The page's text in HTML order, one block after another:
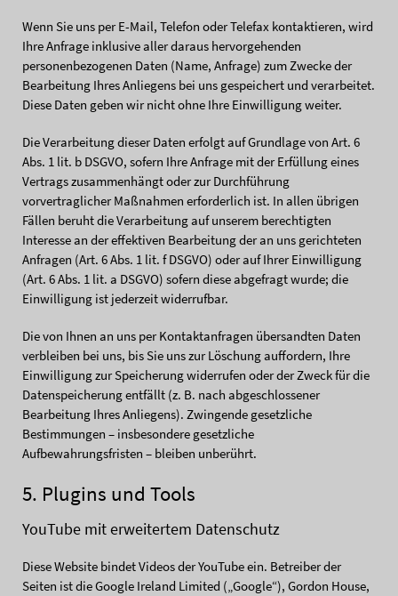
Wenn Sie uns per E-Mail, Telefon oder Telefax kontaktieren, wird
Ihre Anfrage inklusive aller daraus hervorgehenden
personenbezogenen Daten (Name, Anfrage) zum Zwecke der
Bearbeitung Ihres Anliegens bei uns gespeichert und verarbeitet.
Diese Daten geben wir nicht ohne Ihre Einwilligung weiter.
Die Verarbeitung dieser Daten erfolgt auf Grundlage von Art. 6
Abs. 1 lit. b DSGVO, sofern Ihre Anfrage mit der Erfüllung eines
Vertrags zusammenhängt oder zur Durchführung
vorvertraglicher Maßnahmen erforderlich ist. In allen übrigen
Fällen beruht die Verarbeitung auf unserem berechtigten
Interesse an der effektiven Bearbeitung der an uns gerichteten
Anfragen (Art. 6 Abs. 1 lit. f DSGVO) oder auf Ihrer Einwilligung
(Art. 6 Abs. 1 lit. a DSGVO) sofern diese abgefragt wurde; die
Einwilligung ist jederzeit widerrufbar.
Die von Ihnen an uns per Kontaktanfragen übersandten Daten
verbleiben bei uns, bis Sie uns zur Löschung auffordern, Ihre
Einwilligung zur Speicherung widerrufen oder der Zweck für die
Datenspeicherung entfällt (z. B. nach abgeschlossener
Bearbeitung Ihres Anliegens). Zwingende gesetzliche
Bestimmungen – insbesondere gesetzliche
Aufbewahrungsfristen – bleiben unberührt.
5. Plugins und Tools
YouTube mit erweitertem Datenschutz
Diese Website bindet Videos der YouTube ein. Betreiber der
Seiten ist die Google Ireland Limited („Google“), Gordon House,